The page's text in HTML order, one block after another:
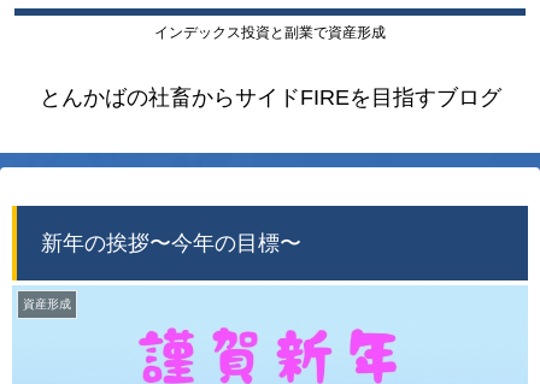
インデックス投資と副業で資産形成
とんかばの社畜からサイドFIREを目指すブログ
新年の挨拶〜今年の目標〜
資産形成